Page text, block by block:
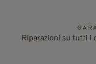
Riparazioni su tutti i